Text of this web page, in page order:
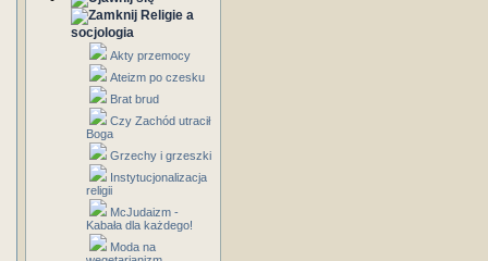
Religie a
socjologia
Akty przemocy
Ateizm po czesku
Brat brud
Czy Zachód utracił
Boga
Grzechy i grzeszki
Instytucjonalizacja
religii
McJudaizm -
Kabała dla każdego!
Moda na